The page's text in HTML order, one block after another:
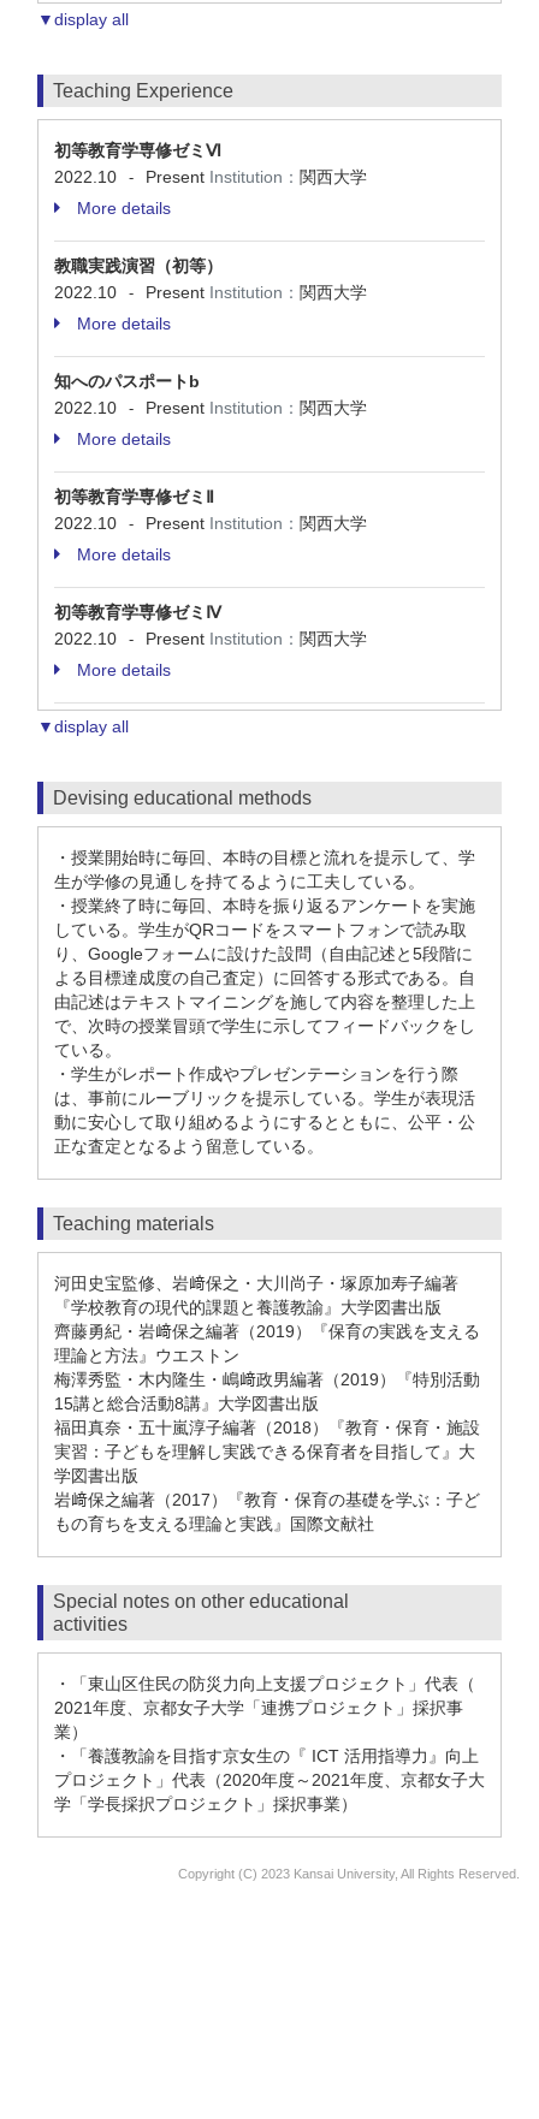
▼display all
Teaching Experience
初等教育学専修ゼミⅥ
2022.10
- Present Institution： 関西大学
More details
教職実践演習（初等）
2022.10
- Present Institution： 関西大学
More details
知へのパスポートb
2022.10
- Present Institution： 関西大学
More details
初等教育学専修ゼミⅡ
2022.10
- Present Institution： 関西大学
More details
初等教育学専修ゼミⅣ
2022.10
- Present Institution： 関西大学
More details
▼display all
Devising educational methods
・授業開始時に毎回、本時の目標と流れを提示して、学
生が学修の見通しを持てるように工夫している。
・授業終了時に毎回、本時を振り返るアンケートを実施
している。学生がQRコードをスマートフォンで読み取
り、Googleフォームに設けた設問（自由記述と5段階に
よる目標達成度の自己査定）に回答する形式である。自
由記述はテキストマイニングを施して内容を整理した上
で、次時の授業冒頭で学生に示してフィードバックをし
ている。
・学生がレポート作成やプレゼンテーションを行う際
は、事前にルーブリックを提示している。学生が表現活
動に安心して取り組めるようにするとともに、公平・公
正な査定となるよう留意している。
Teaching materials
河田史宝監修、岩﨑保之・大川尚子・塚原加寿子編著
『学校教育の現代的課題と養護教諭』大学図書出版
齊藤勇紀・岩﨑保之編著（2019）『保育の実践を支える
理論と方法』ウエストン
梅澤秀監・木内隆生・嶋﨑政男編著（2019）『特別活動
15講と総合活動8講』大学図書出版
福田真奈・五十嵐淳子編著（2018）『教育・保育・施設
実習：子どもを理解し実践できる保育者を目指して』大
学図書出版
岩﨑保之編著（2017）『教育・保育の基礎を学ぶ：子ど
もの育ちを支える理論と実践』国際文献社
Special notes on other educational
activities
・「東山区住民の防災力向上支援プロジェクト」代表（
2021年度、京都女子大学「連携プロジェクト」採択事
業）
・「養護教諭を目指す京女生の『 ICT 活用指導力』向上
プロジェクト」代表（2020年度～2021年度、京都女子大
学「学長採択プロジェクト」採択事業）
Copyright (C) 2023 Kansai University, All Rights Reserved.